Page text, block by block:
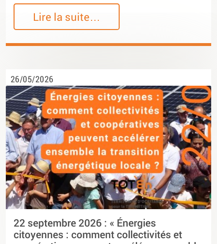
Lire la suite…
26/05/2026
22 septembre 2026 : « Énergies
citoyennes : comment collectivités et